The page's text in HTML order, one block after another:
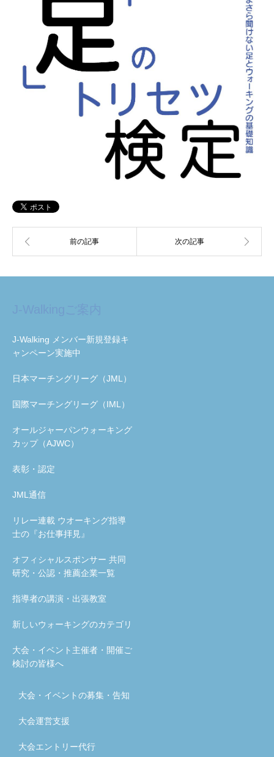
J-Walking メンバー新規登録キ
ャンペーン実施中
日本マーチングリーグ（JML）
国際マーチングリーグ（IML）
オールジャーパンウォーキング
カップ（AJWC）
表彰・認定
JML通信
リレー連載 ウオーキング指導
士の『お仕事拝見』
オフィシャルスポンサー 共同
研究・公認・推薦企業一覧
指導者の講演・出張教室
新しいウォーキングのカテゴリ
大会・イベント主催者・開催ご
検討の皆様へ
大会・イベントの募集・告知
大会運営支援
大会エントリー代行